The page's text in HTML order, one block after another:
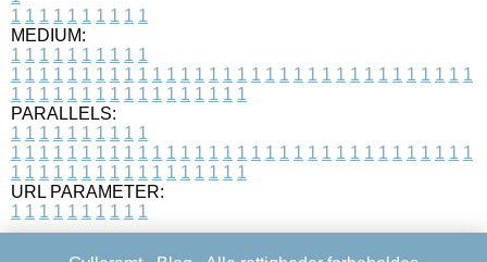
1 1 1 1 1 1 1 1 1 1
MEDIUM:
1 1 1 1 1 1 1 1 1 1
1 1 1 1 1 1 1 1 1 1 1 1 1 1 1 1 1 1 1 1 1 1 1 1 1 1 1 1 1 1 1 1 1
1 1 1 1 1 1 1 1 1 1 1 1 1 1 1 1 1
PARALLELS:
1 1 1 1 1 1 1 1 1 1
1 1 1 1 1 1 1 1 1 1 1 1 1 1 1 1 1 1 1 1 1 1 1 1 1 1 1 1 1 1 1 1 1
1 1 1 1 1 1 1 1 1 1 1 1 1 1 1 1 1
URL PARAMETER:
1 1 1 1 1 1 1 1 1 1